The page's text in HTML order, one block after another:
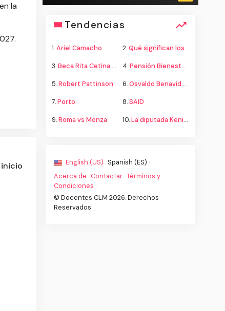
la
Tendencias
1.Ariel Camacho 2.Qué significan los colores de la bandera
3.Beca Rita Cetina secundaria 4.Pensión Bienestar adultos mayores
5.Robert Pattinson 6.Osvaldo Benavides
7.Porto 8.SAID
9.Roma vs Monza 10.La diputada Kenia López propone cambiar el nombre del país a México
English (US) · Spanish (ES) ·
Acerca de · Contactar ·Términos y
Condiciones ·
© Docentes CLM 2026. Derechos
Reservados